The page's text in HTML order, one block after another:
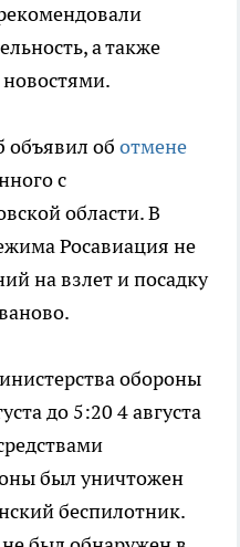
а также
объявил об отмене
с
области. В
Росавиация не
на взлет и посадку
обороны
до 5:20 4 августа
был уничтожен
беспилотник.